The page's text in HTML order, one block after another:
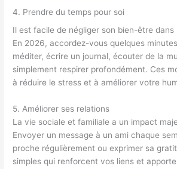
4. Prendre du temps pour soi
Il est facile de négliger son bien-être
En 2026, accordez-vous quelques
méditer, écrire un journal, écouter de la
simplement respirer profondément. Ces
à réduire le stress et à améliorer votre
5. Améliorer ses relations
La vie sociale et familiale a un impact
Envoyer un message à un ami chaque
proche régulièrement ou exprimer sa
simples qui renforcent vos liens et